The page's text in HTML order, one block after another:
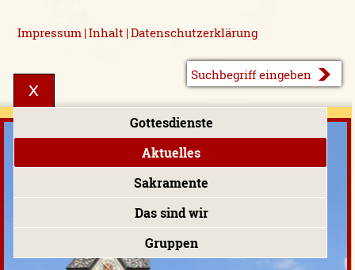
Impressum |Inhalt |Datenschutzerklärung
Gottesdienste
Aktuelles
Sakramente
Das sind wir
Gruppen